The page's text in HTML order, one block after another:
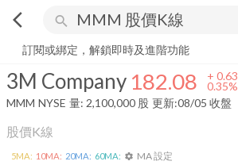
arrow_back_ios search
3M Company 182.08 + 0.35%
訂閱或綁定，解鎖即時及進階功能
3M Company 182.08 + 0.63
0.35%
MMM NYSE 量: 2,100,000 股 更新:08/05 收盤
股價K線
5MA: 10MA: 20MA: 60MA: settings MA 設定